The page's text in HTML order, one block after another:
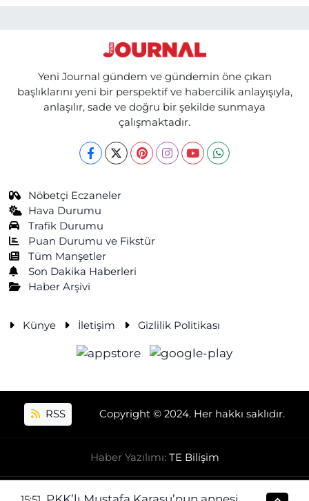
Yeni Journal gündem ve gündemin öne çıkan
başlıklarını yeni bir perspektif ve habercilik anlayışıyla,
anlaşılır, sade ve doğru bir şekilde sunmaya
çalışmaktadır.
Nöbetçi Eczaneler
Hava Durumu
Trafik Durumu
Puan Durumu ve Fikstür
Tüm Manşetler
Son Dakika Haberleri
Haber Arşivi
Künye İletişim Gizlilik Politikası
RSS Copyright © 2024. Her hakkı saklıdır.
Haber Yazılımı: TE Bilişim